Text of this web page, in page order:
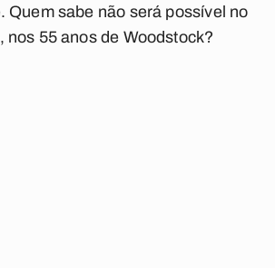
Quem sabe não será possível no
nos 55 anos de Woodstock?